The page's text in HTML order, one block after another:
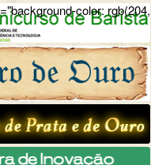
color: